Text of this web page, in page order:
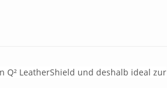
Q² LeatherShield und deshalb ideal zur